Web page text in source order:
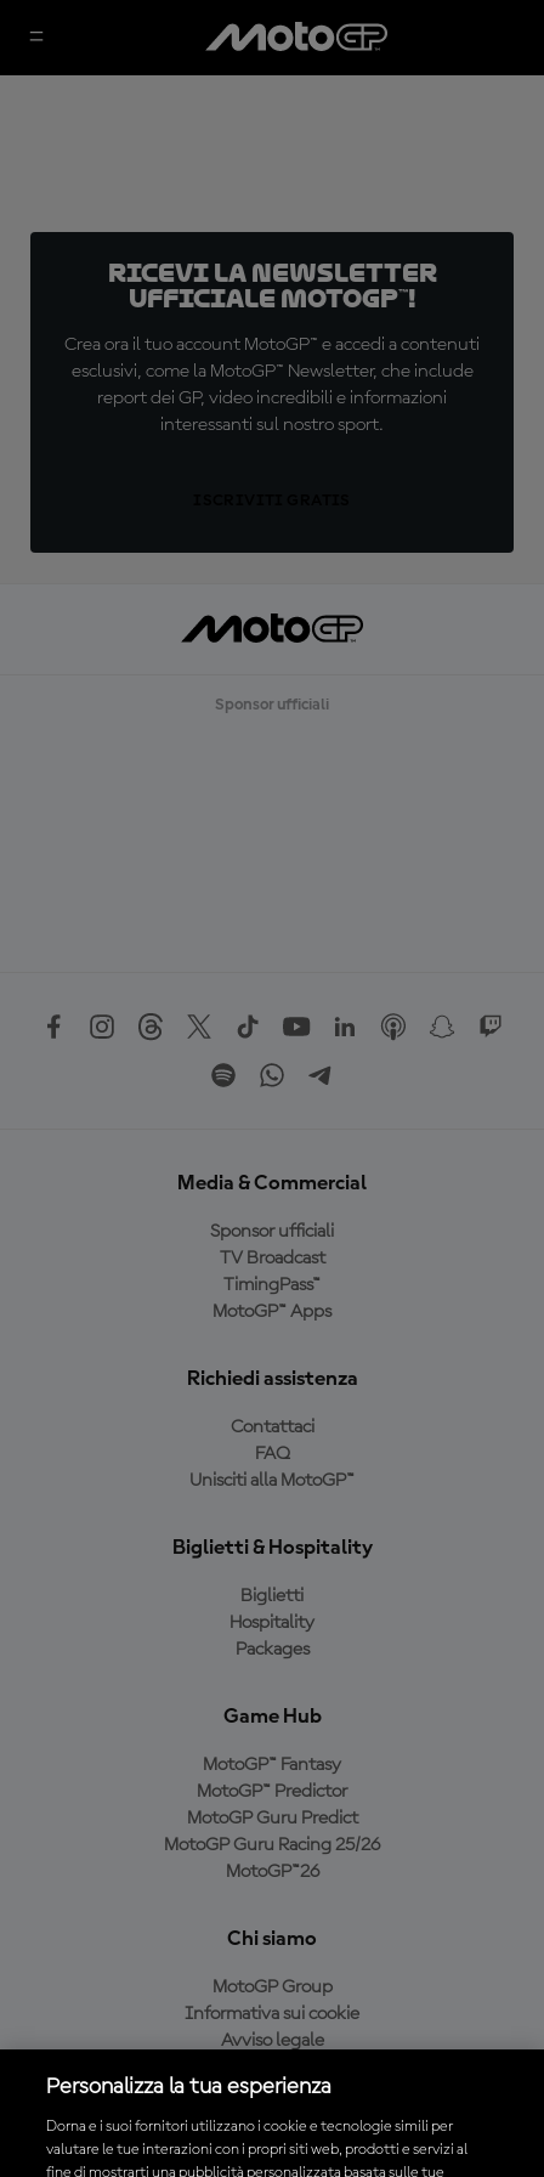
Ricevi la newsletter
ufficiale MotoGP™!
Crea ora il tuo account MotoGP™ e accedi a contenuti
esclusivi, come la MotoGP™ Newsletter, che include
report dei GP, video incredibili e informazioni
interessanti sul nostro sport.
Sponsor ufficiali
Media & Commercial
Sponsor ufficiali
TV Broadcast
TimingPass™
MotoGP™ Apps
Richiedi assistenza
Contattaci
FAQ
Unisciti alla MotoGP™
Biglietti & Hospitality
Biglietti
Hospitality
Packages
Game Hub
MotoGP™ Fantasy
MotoGP™ Predictor
MotoGP Guru Predict
MotoGP Guru Racing 25/26
MotoGP™26
Chi siamo
MotoGP Group
Informativa sui cookie
Avviso legale
Condizioni di acquisto
Personalizza la tua esperienza
Dorna e i suoi fornitori utilizzano i cookie e tecnologie simili per
valutare le tue interazioni con i propri siti web, prodotti e servizi al
fine di mostrarti una pubblicità personalizzata basata sulle tue